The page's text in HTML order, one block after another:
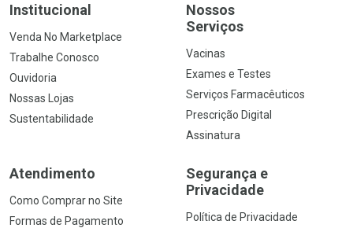
Institucional
Venda No Marketplace
Trabalhe Conosco
Ouvidoria
Nossas Lojas
Sustentabilidade
Nossos
Serviços
Vacinas
Exames e Testes
Serviços Farmacêuticos
Prescrição Digital
Assinatura
Atendimento
Como Comprar no Site
Formas de Pagamento
Segurança e
Privacidade
Política de Privacidade